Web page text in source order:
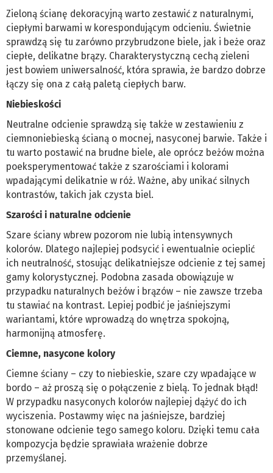
Zieloną ścianę dekoracyjną warto zestawić z naturalnymi,
ciepłymi barwami w korespondującym odcieniu. Świetnie
sprawdzą się tu zarówno przybrudzone biele, jak i beże oraz
ciepłe, delikatne brązy. Charakterystyczną cechą zieleni
jest bowiem uniwersalność, która sprawia, że bardzo dobrze
łączy się ona z całą paletą ciepłych barw.
Niebieskości
Neutralne odcienie sprawdzą się także w zestawieniu z
ciemnoniebieską ścianą o mocnej, nasyconej barwie. Także i
tu warto postawić na brudne biele, ale oprócz beżów można
poeksperymentować także z szarościami i kolorami
wpadającymi delikatnie w róż. Ważne, aby unikać silnych
kontrastów, takich jak czysta biel.
Szarości i naturalne odcienie
Szare ściany wbrew pozorom nie lubią intensywnych
kolorów. Dlatego najlepiej podsycić i ewentualnie ocieplić
ich neutralność, stosując delikatniejsze odcienie z tej samej
gamy kolorystycznej. Podobna zasada obowiązuje w
przypadku naturalnych beżów i brązów – nie zawsze trzeba
tu stawiać na kontrast. Lepiej podbić je jaśniejszymi
wariantami, które wprowadzą do wnętrza spokojną,
harmonijną atmosferę.
Ciemne, nasycone kolory
Ciemne ściany – czy to niebieskie, szare czy wpadające w
bordo – aż proszą się o połączenie z bielą. To jednak błąd!
W przypadku nasyconych kolorów najlepiej dążyć do ich
wyciszenia. Postawmy więc na jaśniejsze, bardziej
stonowane odcienie tego samego koloru. Dzięki temu cała
kompozycja będzie sprawiała wrażenie dobrze
przemyślanej.